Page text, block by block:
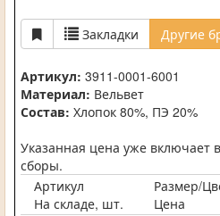
Закладки Другие
Артикул: 3911-0001-6001
Материал: Вельвет
Состав: Хлопок 80%, ПЭ 20%
Указанная цена уже включает
сборы.
Артикул
Размер/
На складе, шт.
Цена